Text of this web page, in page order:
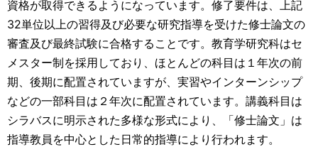
資格が取得できるようになっています。修了要件は、上記
32単位以上の習得及び必要な研究指導を受けた修士論文の
審査及び最終試験に合格することです。教育学研究科はセ
メスター制を採用しており、ほとんどの科目は１年次の前
期、後期に配置されていますが、実習やインターンシップ
などの一部科目は２年次に配置されています。講義科目は
シラバスに明示された多様な形式により、「修士論文」は
指導教員を中心とした日常的指導により行われます。